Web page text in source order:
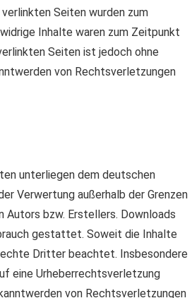
Seiten wurden zum
Inhalte waren zum Zeitpunkt
Seiten ist jedoch ohne
von Rechtsverletzungen
unterliegen dem deutschen
Verwertung außerhalb der Grenzen
bzw. Erstellers. Downloads
gestattet. Soweit die Inhalte
Dritter beachtet. Insbesondere
eine Urheberrechtsverletzung
von Rechtsverletzungen